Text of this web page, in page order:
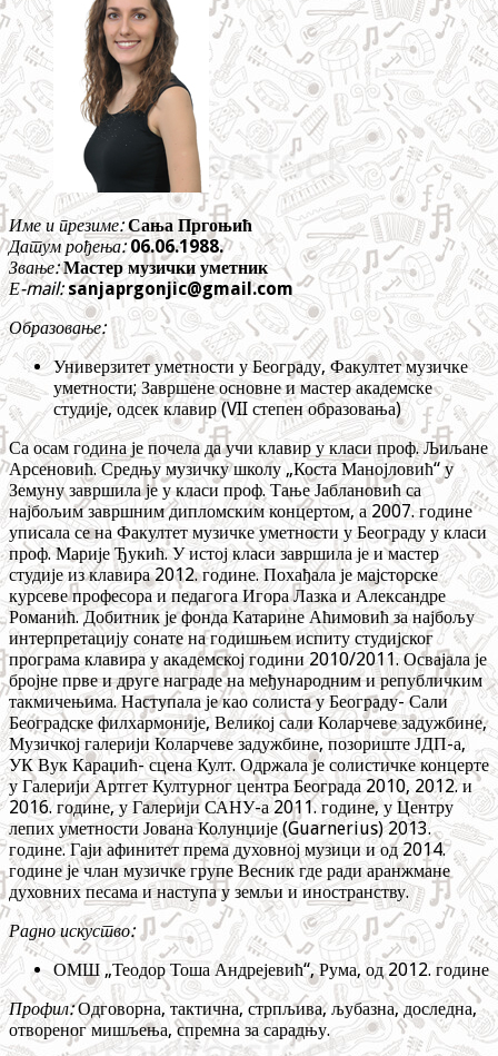
Име и презиме: Сања Пргоњић
Датум рођења: 06.06.1988.
Звање: Мастер музички уметник
Е-mail:sanjaprgonjic@gmail.com
Образовање:
Универзитет уметности у Београду, Факултет музичке
уметности; Завршене основне и мастер академске
студије, одсек клавир (VII степен образовања)
Са осам година је почела да учи клавир у класи проф. Љиљане
Арсеновић. Средњу музичку школу „Коста Манојловић“ у
Земуну завршила је у класи проф. Тање Јаблановић са
најбољим завршним дипломским концертом, а 2007. године
уписала се на Факултет музичке уметности у Београду у класи
проф. Марије Ђукић. У истој класи завршила је и мастер
студије из клавира 2012. године. Похађала је мајсторске
курсеве професора и педагога Игора Лазка и Александре
Романић. Добитник је фонда Катарине Аћимовић за најбољу
интерпретацију сонате на годишњем испиту студијског
програма клавира у академској години 2010/2011. Освајала је
бројне прве и друге награде на међународним и републичким
такмичењима. Наступала је као солиста у Београду- Сали
Београдске филхармоније, Великој сали Коларчеве задужбине,
Музичкој галерији Коларчеве задужбине, позориште ЈДП-а,
УК Вук Караџић- сцена Култ. Одржала је солистичке концерте
у Галерији Артгет Културног центра Београда 2010, 2012. и
2016. године, у Галерији САНУ-а 2011. године, у Центру
лепих уметности Јована Колунџије (Guarnerius) 2013.
године. Гаји афинитет према духовној музици и од 2014.
године је члан музичке групе Весник где ради аранжмане
духовних песама и наступа у земљи и иностранству.
Радно искуство:
ОМШ „Теодор Тоша Андрејевић“, Рума, од 2012. године
Профил:Одговорна, тактична, стрпљива, љубазна, доследна,
отвореног мишљења, спремна за сарадњу.